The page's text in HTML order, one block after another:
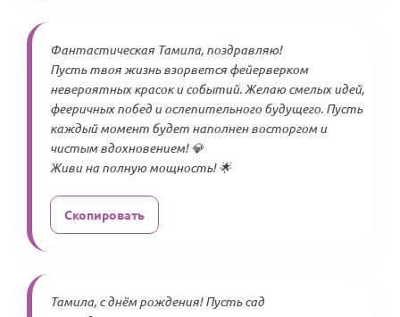
Фантастическая Тамила, поздравляю!
Пусть твоя жизнь взорвется фейерверком
невероятных красок и событий. Желаю смелых идей,
фееричных побед и ослепительного будущего. Пусть
каждый момент будет наполнен восторгом и
чистым вдохновением! 💎
Живи на полную мощность! 🌟
Скопировать
Тамила, с днём рождения! Пусть сад